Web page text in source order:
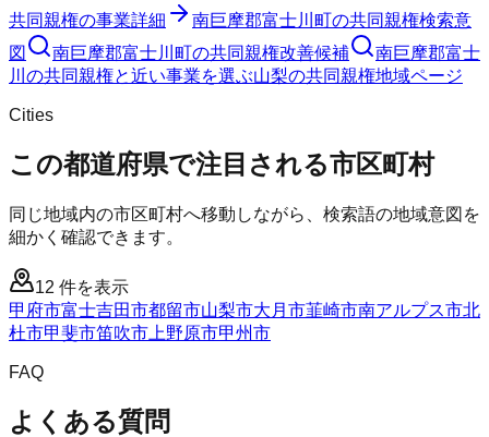
共同親権の事業詳細 南巨摩郡富士川町の共同親権検索意
図
南巨摩郡富士川町の共同親権改善候補
南巨摩郡富士
川の共同親権と近い事業を選ぶ山梨の共同親権地域ページ
Cities
この都道府県で注目される市区町村
同じ地域内の市区町村へ移動しながら、検索語の地域意図を
細かく確認できます。
12 件を表示
甲府市富士吉田市都留市山梨市大月市韮崎市南アルプス市北
杜市甲斐市笛吹市 上野原市甲州市
FAQ
よくある質問